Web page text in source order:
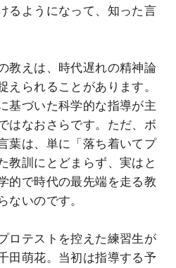
るようになって、知った言
教えは、時代遅れの精神論
えられることがあります。
基づいた科学的な指導が主
はなおさらです。ただ、ボ
葉は、単に「落ち着いてプ
教訓にとどまらず、実はと
的で時代の最先端を走る教
ないのです。
ロテストを控えた練習生が
田萌花。当初は指導する予